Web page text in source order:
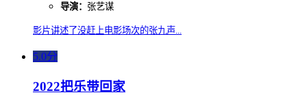
导演： 张艺谋
影片讲述了没赶上电影场次的张九声...
5.0分
2022把乐带回家